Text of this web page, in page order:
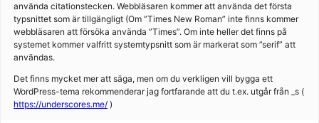
använda citationstecken. Webbläsaren kommer att använda det första
typsnittet som är tillgängligt (Om ”Times New Roman” inte finns kommer
webbläsaren att försöka använda ”Times”. Om inte heller det finns på
systemet kommer valfritt systemtypsnitt som är markerat som ”serif” att
användas.
Det finns mycket mer att säga, men om du verkligen vill bygga ett
WordPress-tema rekommenderar jag fortfarande att du t.ex. utgår från _s (
https://underscores.me/ )